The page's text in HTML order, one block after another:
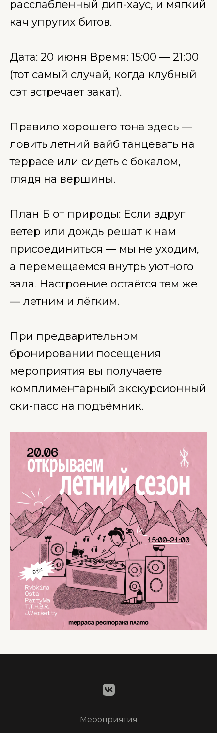
расслабленный дип-хаус, и мягкий
кач упругих битов.
Дата: 20 июня Время: 15:00 — 21:00
(тот самый случай, когда клубный
сэт встречает закат).
Правило хорошего тона здесь —
ловить летний вайб танцевать на
террасе или сидеть с бокалом,
глядя на вершины.
План Б от природы: Если вдруг
ветер или дождь решат к нам
присоединиться — мы не уходим,
а перемещаемся внутрь уютного
зала. Настроение остаётся тем же
— летним и лёгким.
При предварительном
бронировании посещения
мероприятия вы получаете
комплиментарный экскурсионный
ски-пасс на подъёмник.
Мероприятия